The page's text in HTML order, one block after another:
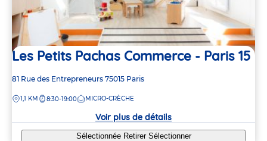
Les Petits Pachas Commerce - Paris 15
Adresse
la
81 Rue des Entrepreneurs 75015 Paris
DISTANCE
1,1 KM 8:30-19:00 MICRO-CRÈCHE
Voir plus de détails
Sélectionnée Retirer Sélectionner